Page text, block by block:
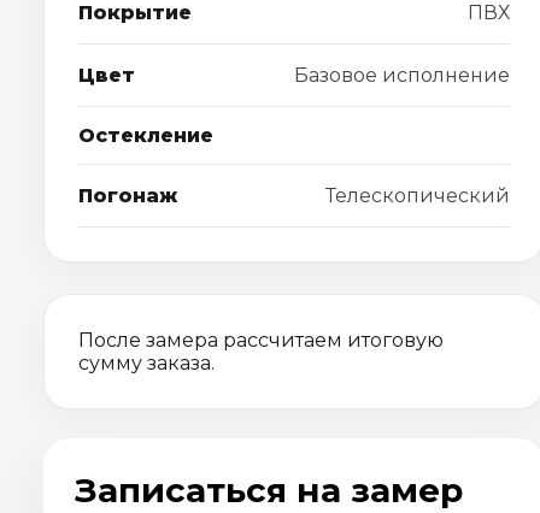
Покрытие ПВХ
Цвет Базовое исполнение
Остекление
Погонаж Телескопический
После замера рассчитаем итоговую
сумму заказа.
Записаться на замер